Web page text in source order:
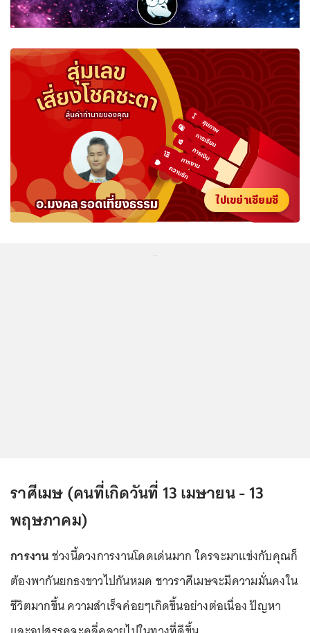
ไปเขย่าเซียมซี
ราศีเมษ (คนที่เกิดวันที่ 13 เมษายน - 13
พฤษภาคม)
การงานช่วงนี้ดวงการงานโดดเด่นมาก ใครจะมาแข่งกับคุณก็
ต้องพากันยกธงขาวไปกันหมด ชาวราศีเมษจะมีความมั่นคงใน
ชีวิตมากขึ้น ความสำเร็จค่อยๆเกิดขึ้นอย่างต่อเนื่อง ปัญหา